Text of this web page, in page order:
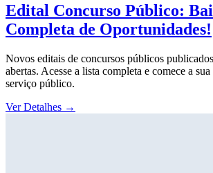
Edital Concurso Público:
Completa de Oportunidades!
Novos editais de concursos públicos
abertas. Acesse a lista completa e comece a
serviço público.
Ver Detalhes →